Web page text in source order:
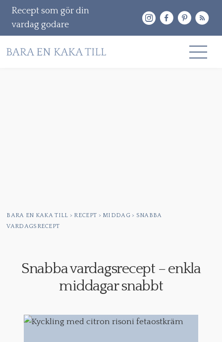
Recept som gör din
vardag godare
BARA EN KAKA TILL > RECEPT > MIDDAG> SNABBA
VARDAGSRECEPT
Snabba vardagsrecept – enkla
middagar snabbt